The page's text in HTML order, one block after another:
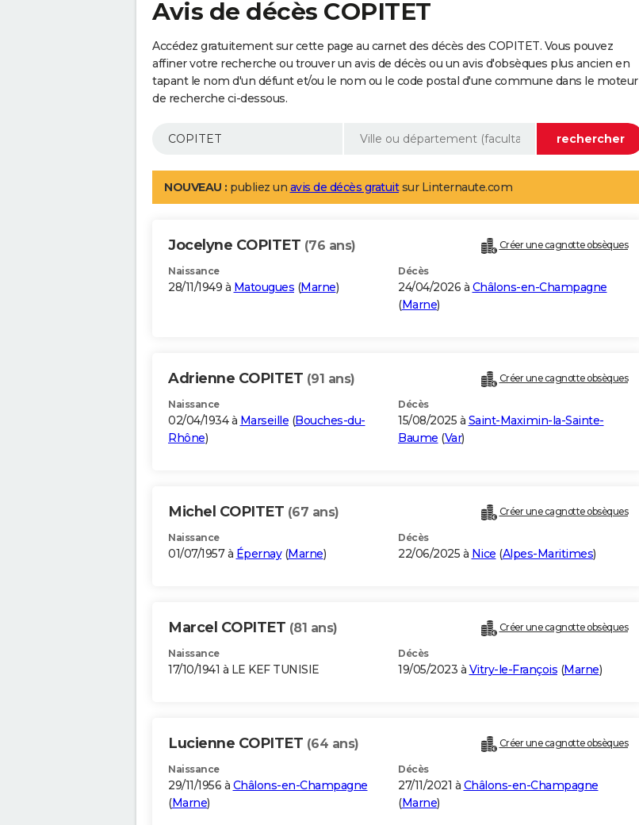
Avis de décès COPITET
Accédez gratuitement sur cette page au carnet des décès des COPITET. Vous pouvez
affiner votre recherche ou trouver un avis de décès ou un avis d'obsèques plus ancien en
tapant le nom d'un défunt et/ou le nom ou le code postal d'une commune dans le moteur
de recherche ci-dessous.
NOUVEAU : publiez un avis de décès gratuitsur Linternaute.com
Jocelyne COPITET (76 ans) Créer une cagnotte obsèques
Naissance
28/11/1949 à Matougues (Marne)
Décès
24/04/2026 à Châlons-en-Champagne
(Marne)
Adrienne COPITET (91 ans) Créer une cagnotte obsèques
Naissance
02/04/1934 à Marseille (Bouches-du-
Rhône)
Décès
15/08/2025 à Saint-Maximin-la-Sainte-
Baume (Var)
Michel COPITET (67 ans) Créer une cagnotte obsèques
Naissance
01/07/1957 à Épernay(Marne)
Décès
22/06/2025 à Nice (Alpes-Maritimes)
Marcel COPITET (81 ans) Créer une cagnotte obsèques
Naissance
17/10/1941 à LE KEF TUNISIE
Décès
19/05/2023 à Vitry-le-François (Marne)
Lucienne COPITET (64 ans) Créer une cagnotte obsèques
Naissance
29/11/1956 à Châlons-en-Champagne
(Marne)
Décès
27/11/2021 à Châlons-en-Champagne
(Marne)